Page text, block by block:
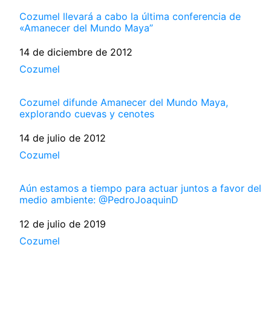
Cozumel llevará a cabo la última conferencia de
«Amanecer del Mundo Maya”
Fecha
14 de diciembre de 2012
Respecto a
Cozumel
Cozumel difunde Amanecer del Mundo Maya,
explorando cuevas y cenotes
Fecha
14 de julio de 2012
Respecto a
Cozumel
Aún estamos a tiempo para actuar juntos a favor del
medio ambiente: @PedroJoaquinD
Fecha
12 de julio de 2019
Respecto a
Cozumel